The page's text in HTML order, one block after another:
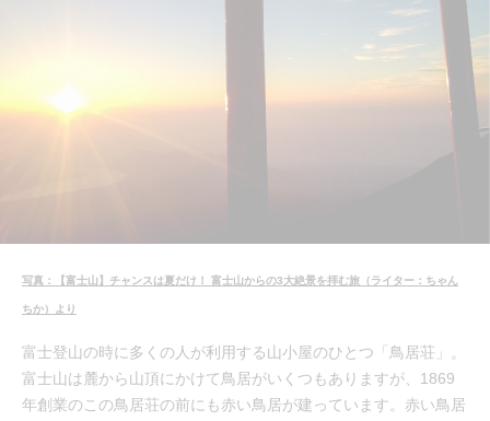
写真：【富士山】チャンスは夏だけ！ 富士山からの3大絶景を拝む旅（ライター：ちゃん
ちか）より
富士登山の時に多くの人が利用する山小屋のひとつ「鳥居荘」。
富士山は麓から山頂にかけて鳥居がいくつもありますが、1869
年創業のこの鳥居荘の前にも赤い鳥居が建っています。赤い鳥居